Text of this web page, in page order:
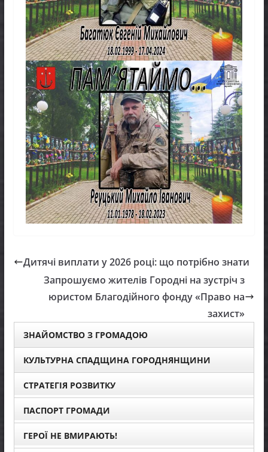
Дитячі виплати у 2026 році: що потрібно знати
Запрошуємо жителів Городні на зустріч з
юристом Благодійного фонду «Право на
захист»
ЗНАЙОМСТВО З ГРОМАДОЮ
КУЛЬТУРНА СПАДЩИНА ГОРОДНЯНЩИНИ
СТРАТЕГІЯ РОЗВИТКУ
ПАСПОРТ ГРОМАДИ
ГЕРОЇ НЕ ВМИРАЮТЬ!